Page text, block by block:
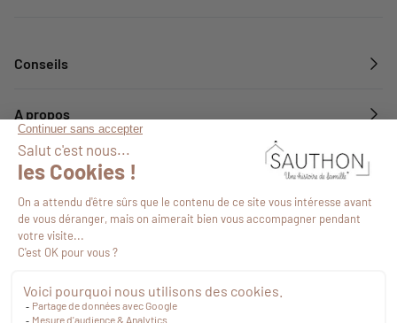
Conseils
A propos
Services
Suivez-nous